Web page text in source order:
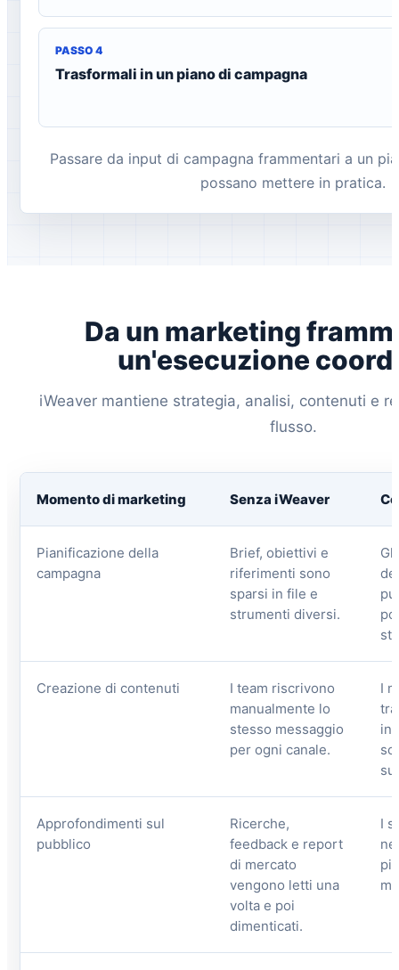
PASSO 4
Trasformali in un piano di campagna
Passare da input di campagna frammentari a un
possano mettere in pratica.
Da un marketing
un'esecuzione
iWeaver mantiene strategia, analisi, contenuti e
flusso.
Momento di marketing Senza iWeaver
Pianificazione della
campagna
Brief, obiettivi e
riferimenti sono
sparsi in file e
strumenti diversi.
Creazione di contenuti
I team riscrivono
manualmente lo
stesso messaggio
per ogni canale.
I
in
Approfondimenti sul
pubblico
Ricerche,
feedback e report
di mercato
vengono letti una
volta e poi
dimenticati.
I